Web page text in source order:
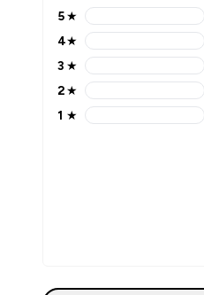
5 stars rating 1 reviews
5★
4 stars rating 0 reviews
4★
3 stars rating 0 reviews
3 ★
2 stars rating 0 reviews
2★
1 stars rating 0 reviews
1 ★